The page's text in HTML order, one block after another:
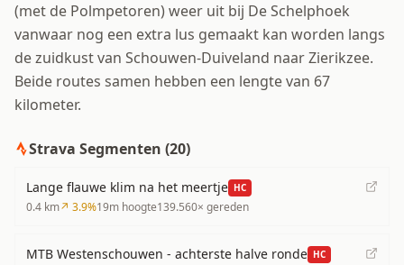
(met de Polmpetoren) weer uit bij De Schelphoek
vanwaar nog een extra lus gemaakt kan worden langs
de zuidkust van Schouwen-Duiveland naar Zierikzee.
Beide routes samen hebben een lengte van 67
kilometer.
Strava Segmenten (20)
Lange flauwe klim na het meertje HC
0.4 km↗ 3.9%19m hoogte139.560× gereden
MTB Westenschouwen - achterste halve ronde HC